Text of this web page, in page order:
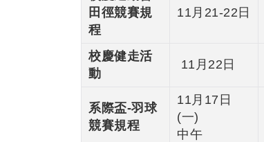
田徑競賽規
程
11月21-22日
校慶健走活
動
11月22日
系際盃-羽球
競賽規程
11月17日
(一)
中午